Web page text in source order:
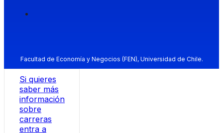
Facultad de Economía y Negocios (FEN), Universidad de Chile.
Si quieres
saber más
información
sobre
carreras
entra a